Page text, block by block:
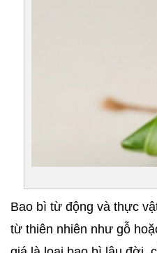
Bao bì từ động và thực
từ thiên nhiên như gỗ